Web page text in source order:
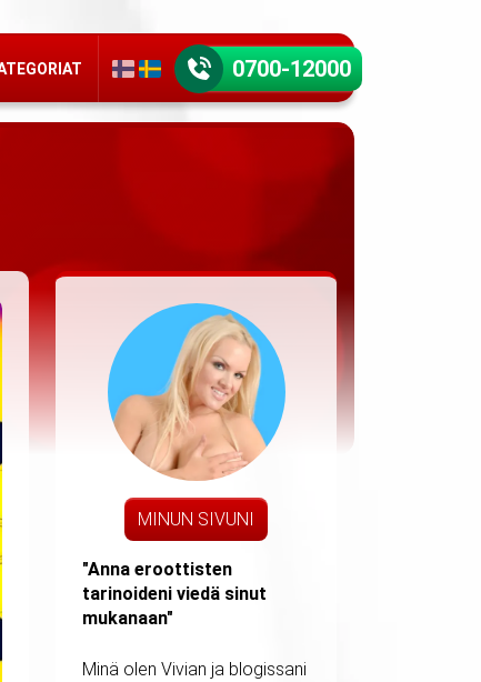
0700-12000
MINUN SIVUNI
"Anna eroottisten
tarinoideni viedä sinut
mukanaan"
Minä olen Vivian ja blogissani